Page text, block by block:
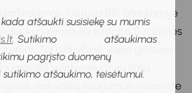
atšaukti susisiekę su mumis
. Sutikimo atšaukimas
pagrįsto duomenų
atšaukimo, teisėtumui.
Lietuva BIK ataskaitoje
kurioje naujai įsteigta Socialinės
Tarpžinybinė vaiko gerovės
suinteresuotųjų šalių
nes vaikų saugumas internete